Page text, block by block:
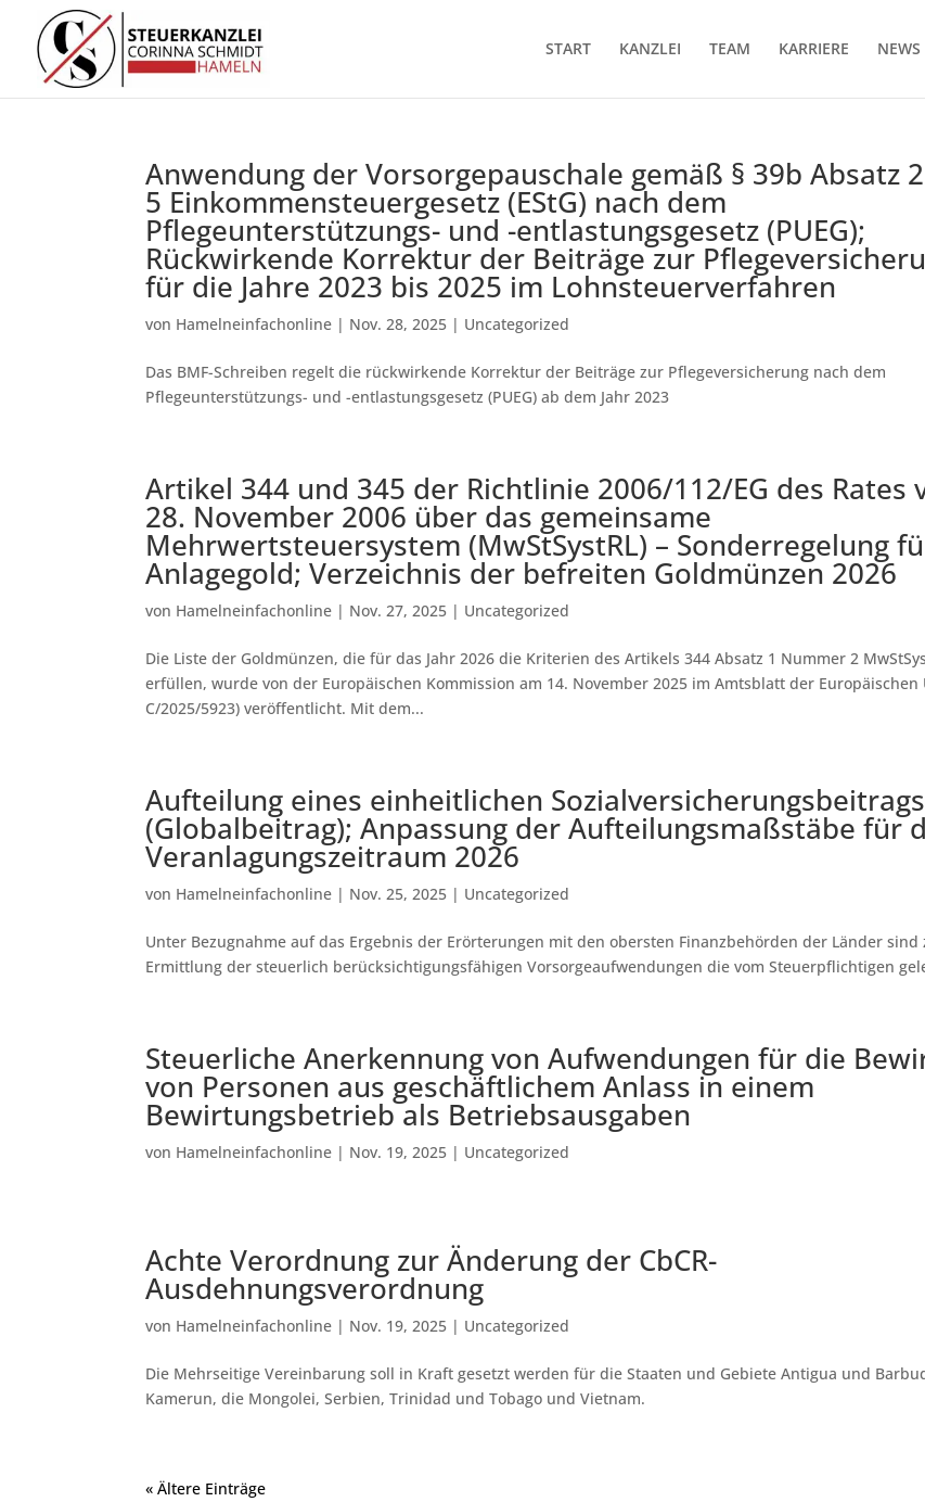
START KANZLEI TEAM KARRIERE NEWS
Anwendung der Vorsorgepauschale gemäß § 39b Absatz
5 Einkommensteuergesetz (EStG) nach dem
Pflegeunterstützungs- und -entlastungsgesetz (PUEG);
Rückwirkende Korrektur der Beiträge zur
für die Jahre 2023 bis 2025 im Lohnsteuerverfahren
von Hamelneinfachonline | Nov. 28, 2025 | Uncategorized
Das BMF-Schreiben regelt die rückwirkende Korrektur der Beiträge zur Pflegeversicherung nach dem
Pflegeunterstützungs- und -entlastungsgesetz (PUEG) ab dem Jahr 2023
Artikel 344 und 345 der Richtlinie 2006/112/EG des Rates
28. November 2006 über das gemeinsame
Mehrwertsteuersystem (MwStSystRL) – Sonderregelung
Anlagegold; Verzeichnis der befreiten Goldmünzen 2026
von Hamelneinfachonline | Nov. 27, 2025 | Uncategorized
Die Liste der Goldmünzen, die für das Jahr 2026 die Kriterien des Artikels 344 Absatz 1 Nummer 2
erfüllen, wurde von der Europäischen Kommission am 14. November 2025 im Amtsblatt der Europäischen
C/2025/5923) veröffentlicht. Mit dem...
Aufteilung eines einheitlichen Sozialversicherungsbeitrags
(Globalbeitrag); Anpassung der Aufteilungsmaßstäbe für
Veranlagungszeitraum 2026
von Hamelneinfachonline | Nov. 25, 2025 | Uncategorized
Unter Bezugnahme auf das Ergebnis der Erörterungen mit den obersten Finanzbehörden der Länder sind
Ermittlung der steuerlich berücksichtigungsfähigen Vorsorgeaufwendungen die vom Steuerpflichtigen
Steuerliche Anerkennung von Aufwendungen für die
von Personen aus geschäftlichem Anlass in einem
Bewirtungsbetrieb als Betriebsausgaben
von Hamelneinfachonline | Nov. 19, 2025 | Uncategorized
Achte Verordnung zur Änderung der CbCR-
Ausdehnungsverordnung
von Hamelneinfachonline | Nov. 19, 2025 | Uncategorized
Die Mehrseitige Vereinbarung soll in Kraft gesetzt werden für die Staaten und Gebiete Antigua und
Kamerun, die Mongolei, Serbien, Trinidad und Tobago und Vietnam.
« Ältere Einträge